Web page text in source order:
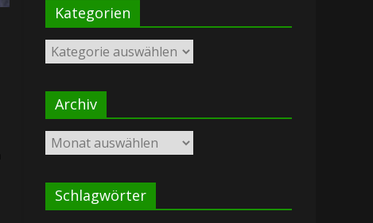
Kategorien
Kategorien
Archiv
Archiv
Schlagwörter